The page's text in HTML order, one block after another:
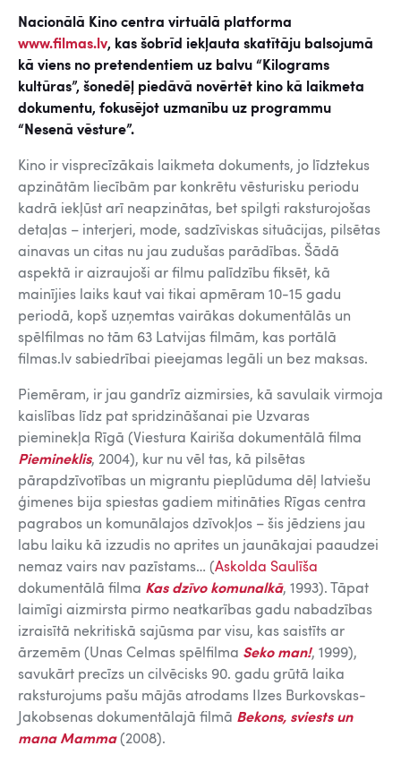
Nacionālā Kino centra virtuālā platforma
www.filmas.lv, kas šobrīd iekļauta skatītāju balsojumā
kā viens no pretendentiem uz balvu “Kilograms
kultūras”, šonedēļ piedāvā novērtēt kino kā laikmeta
dokumentu, fokusējot uzmanību uz programmu
“Nesenā vēsture”.
Kino ir visprecīzākais laikmeta dokuments, jo līdztekus
apzinātām liecībām par konkrētu vēsturisku periodu
kadrā iekļūst arī neapzinātas, bet spilgti raksturojošas
detaļas – interjeri, mode, sadzīviskas situācijas, pilsētas
ainavas un citas nu jau zudušas parādības. Šādā
aspektā ir aizraujoši ar filmu palīdzību fiksēt, kā
mainījies laiks kaut vai tikai apmēram 10-15 gadu
periodā, kopš uzņemtas vairākas dokumentālās un
spēlfilmas no tām 63 Latvijas filmām, kas portālā
filmas.lv sabiedrībai pieejamas legāli un bez maksas.
Piemēram, ir jau gandrīz aizmirsies, kā savulaik virmoja
kaislības līdz pat spridzināšanai pie Uzvaras
pieminekļa Rīgā (Viestura Kairiša dokumentālā filma
Piemineklis, 2004), kur nu vēl tas, kā pilsētas
pārapdzīvotības un migrantu pieplūduma dēļ latviešu
ģimenes bija spiestas gadiem mitināties Rīgas centra
pagrabos un komunālajos dzīvokļos – šis jēdziens jau
labu laiku kā izzudis no aprites un jaunākajai paaudzei
nemaz vairs nav pazīstams… (Askolda Saulīša
dokumentālā filma Kas dzīvo komunalkā, 1993). Tāpat
laimīgi aizmirsta pirmo neatkarības gadu nabadzības
izraisītā nekritiskā sajūsma par visu, kas saistīts ar
ārzemēm (Unas Celmas spēlfilma Seko man!, 1999),
savukārt precīzs un cilvēcisks 90. gadu grūtā laika
raksturojums pašu mājās atrodams Ilzes Burkovskas-
Jakobsenas dokumentālajā filmā Bekons, sviests un
mana Mamma (2008).